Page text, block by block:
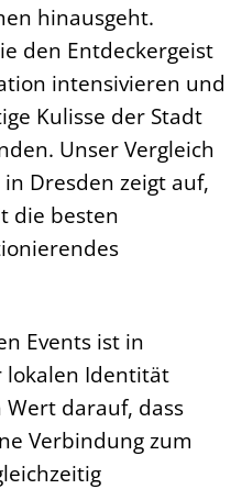
hinausgeht.
den Entdeckergeist
intensivieren und
Kulisse der Stadt
Unser Vergleich
Dresden zeigt auf,
die besten
Events ist in
lokalen Identität
darauf, dass
Verbindung zum